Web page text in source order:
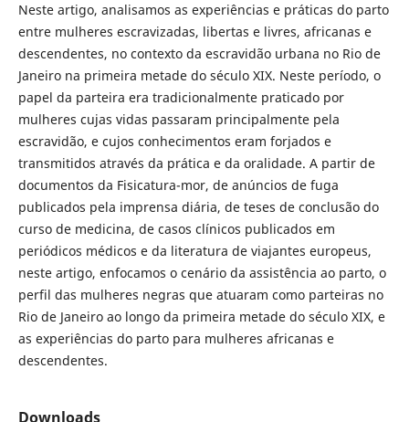
Neste artigo, analisamos as experiências e práticas do parto
entre mulheres escravizadas, libertas e livres, africanas e
descendentes, no contexto da escravidão urbana no Rio de
Janeiro na primeira metade do século XIX. Neste período, o
papel da parteira era tradicionalmente praticado por
mulheres cujas vidas passaram principalmente pela
escravidão, e cujos conhecimentos eram forjados e
transmitidos através da prática e da oralidade. A partir de
documentos da Fisicatura-mor, de anúncios de fuga
publicados pela imprensa diária, de teses de conclusão do
curso de medicina, de casos clínicos publicados em
periódicos médicos e da literatura de viajantes europeus,
neste artigo, enfocamos o cenário da assistência ao parto, o
perfil das mulheres negras que atuaram como parteiras no
Rio de Janeiro ao longo da primeira metade do século XIX, e
as experiências do parto para mulheres africanas e
descendentes.
Downloads